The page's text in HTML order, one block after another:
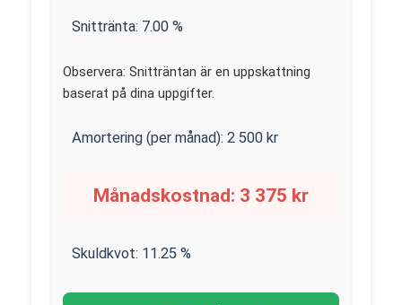
Snittränta: 7.00 %
Observera: Snitträntan är en uppskattning
baserat på dina uppgifter.
Amortering (per månad): 2 500 kr
Månadskostnad: 3 375 kr
Skuldkvot: 11.25 %